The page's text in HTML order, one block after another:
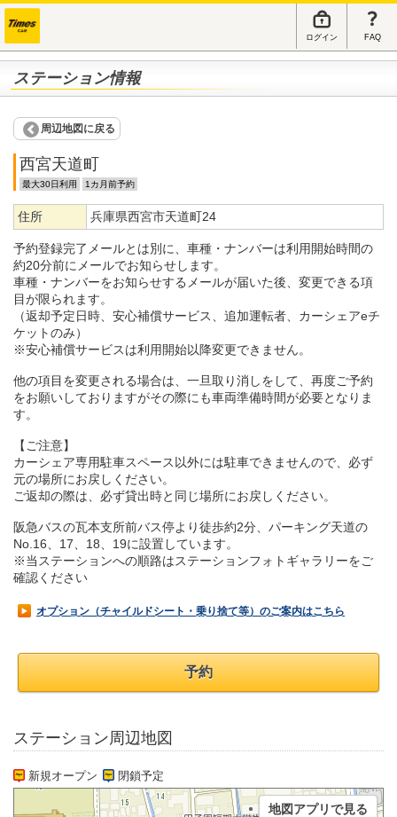
ログイン FAQ
ステーション情報
周辺地図に戻る
西宮天道町
最大30日利用 1カ月前予約
住所 兵庫県西宮市天道町24
予約登録完了メールとは別に、車種・ナンバーは利用開始時間の
約20分前にメールでお知らせします。
車種・ナンバーをお知らせするメールが届いた後、変更できる項
目が限られます。
（返却予定日時、安心補償サービス、追加運転者、カーシェアeチ
ケットのみ）
※安心補償サービスは利用開始以降変更できません。
他の項目を変更される場合は、一旦取り消しをして、再度ご予約
をお願いしておりますがその際にも車両準備時間が必要となりま
す。
【ご注意】
カーシェア専用駐車スペース以外には駐車できませんので、必ず
元の場所にお戻しください。
ご返却の際は、必ず貸出時と同じ場所にお戻しください。
阪急バスの瓦本支所前バス停より徒歩約2分、パーキング天道の
No.16、17、18、19に設置しています。
※当ステーションへの順路はステーションフォトギャラリーをご
確認ください
オプション（チャイルドシート・乗り捨て等）のご案内はこちら
予約
ステーション周辺地図
新規オープン 閉鎖予定
地図アプリで見る